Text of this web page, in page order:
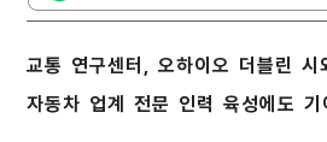
교통 연구센터, 오하이오 더블린 시
자동차 업계 전문 인력 육성에도 기